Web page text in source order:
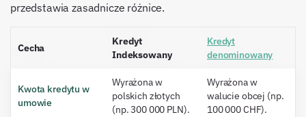
przedstawia zasadnicze różnice.
Cecha
Kredyt
Indeksowany
Kredyt
denominowany
Kwota kredytu w
umowie
Wyrażona w
polskich złotych
(np. 300 000 PLN).
Wyrażona w
walucie obcej (np.
100 000 CHF).